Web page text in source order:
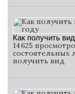
Как получить
14 625
состоятельных
получить вид